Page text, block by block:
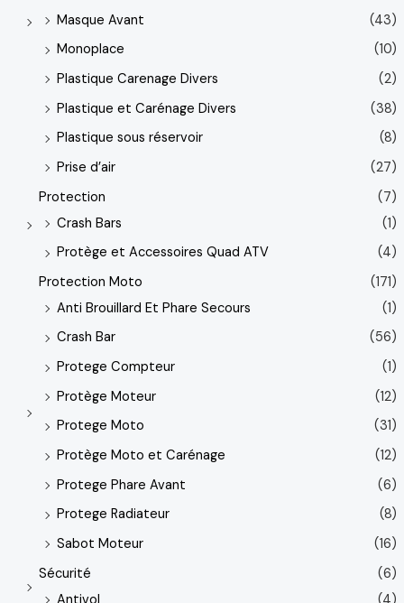
Masque Avant
(43)
Monoplace
(10)
Plastique Carenage Divers
(2)
Plastique et Carénage Divers
(38)
Plastique sous réservoir
(8)
Prise d’air
(27)
Protection
(7)
Crash Bars
(1)
Protège et Accessoires Quad ATV
(4)
Protection Moto
(171)
Anti Brouillard Et Phare Secours
(1)
Crash Bar
(56)
Protege Compteur
(1)
Protège Moteur
(12)
Protege Moto
(31)
Protège Moto et Carénage
(12)
Protege Phare Avant
(6)
Protege Radiateur
(8)
Sabot Moteur
(16)
Sécurité
(6)
Antivol
(4)